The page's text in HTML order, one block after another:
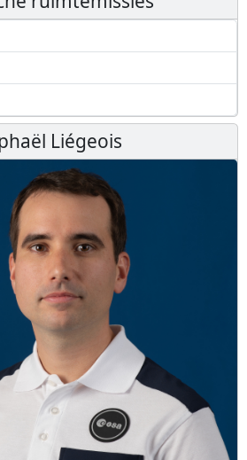
Liégeois